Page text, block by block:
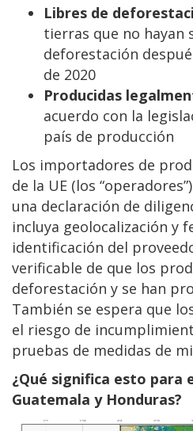
Libres de
tierras que no hayan
deforestación
de 2020
Producidas
acuerdo con la
país de producción
Los importadores de
de la UE (los
una declaración de
incluya geolocalización y
identificación del
verificable de que los
deforestación y se han
También se espera que
el riesgo de
pruebas de medidas de
¿Qué significa esto para
Guatemala y Honduras?